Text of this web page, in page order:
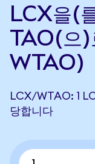
LCX을(
TAO(으
WTAO)
LCX/WTAO: 1
당합니다